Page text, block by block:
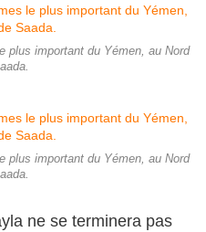
plus important du Yémen, au Nord
plus important du Yémen, au Nord
ne se terminera pas